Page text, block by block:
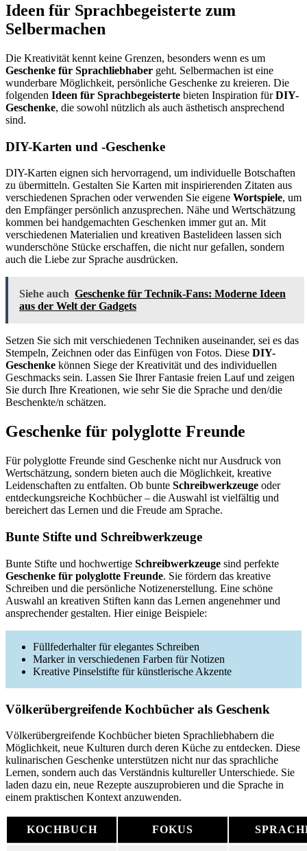
Ideen für Sprachbegeisterte zum
Selbermachen
Die Kreativität kennt keine Grenzen, besonders wenn es um
Geschenke für Sprachliebhaber geht. Selbermachen ist eine
wunderbare Möglichkeit, persönliche Geschenke zu kreieren. Die
folgenden Ideen für Sprachbegeisterte bieten Inspiration fürDIY-
Geschenke, die sowohl nützlich als auch ästhetisch ansprechend
sind.
DIY-Karten und -Geschenke
DIY-Karten eignen sich hervorragend, um individuelle Botschaften
zu übermitteln. Gestalten Sie Karten mit inspirierenden Zitaten aus
verschiedenen Sprachen oder verwenden Sie eigene Wortspiele, um
den Empfänger persönlich anzusprechen. Nähe und Wertschätzung
kommen bei handgemachten Geschenken immer gut an. Mit
verschiedenen Materialien und kreativen Bastelideen lassen sich
wunderschöne Stücke erschaffen, die nicht nur gefallen, sondern
auch die Liebe zur Sprache ausdrücken.
Siehe auch Geschenke für Technik-Fans: Moderne Ideen
aus der Welt der Gadgets
Setzen Sie sich mit verschiedenen Techniken auseinander, sei es das
Stempeln, Zeichnen oder das Einfügen von Fotos. Diese DIY-
Geschenke können Siege der Kreativität und des individuellen
Geschmacks sein. Lassen Sie Ihrer Fantasie freien Lauf und zeigen
Sie durch Ihre Kreationen, wie sehr Sie die Sprache und den/die
Beschenkte/n schätzen.
Geschenke für polyglotte Freunde
Für polyglotte Freunde sind Geschenke nicht nur Ausdruck von
Wertschätzung, sondern bieten auch die Möglichkeit, kreative
Leidenschaften zu entfalten. Ob bunte Schreibwerkzeuge oder
entdeckungsreiche Kochbücher – die Auswahl ist vielfältig und
bereichert das Lernen und die Freude am Sprache.
Bunte Stifte und Schreibwerkzeuge
Bunte Stifte und hochwertige Schreibwerkzeuge sind perfekte
Geschenke für polyglotte Freunde. Sie fördern das kreative
Schreiben und die persönliche Notizenerstellung. Eine schöne
Auswahl an kreativen Stiften kann das Lernen angenehmer und
ansprechender gestalten. Hier einige Beispiele:
Füllfederhalter für elegantes Schreiben
Marker in verschiedenen Farben für Notizen
Kreative Pinselstifte für künstlerische Akzente
Völkerübergreifende Kochbücher als Geschenk
Völkerübergreifende Kochbücher bieten Sprachliebhabern die
Möglichkeit, neue Kulturen durch deren Küche zu entdecken. Diese
kulinarischen Geschenke unterstützen nicht nur das sprachliche
Lernen, sondern auch das Verständnis kultureller Unterschiede. Sie
laden dazu ein, neue Rezepte auszuprobieren und die Sprache in
einem praktischen Kontext anzuwenden.
KOCHBUCH FOKUS